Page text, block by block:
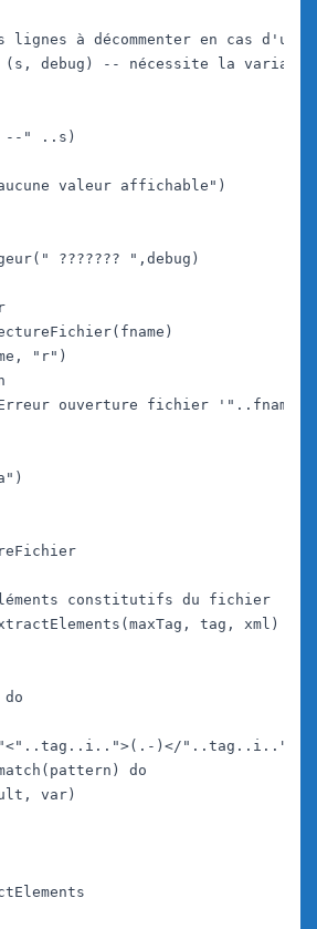
lignes à décommenter en cas
(s, debug) -- nécessite la variable
--" ..s)
valeur affichable")
??????? ",debug)
"r")
ouverture fichier
constitutifs du fichier
tag, xml)
"<"..tag..i..">(.-)</"..tag..i..">"
do
var)